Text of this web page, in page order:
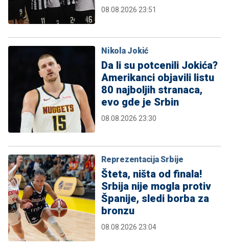
08.08.2026 23:51
Nikola Jokić
Da li su potcenili Jokića?
Amerikanci objavili listu
80 najboljih stranaca,
evo gde je Srbin
08.08.2026 23:30
Reprezentacija Srbije
Šteta, ništa od finala!
Srbija nije mogla protiv
Španije, sledi borba za
bronzu
08.08.2026 23:04